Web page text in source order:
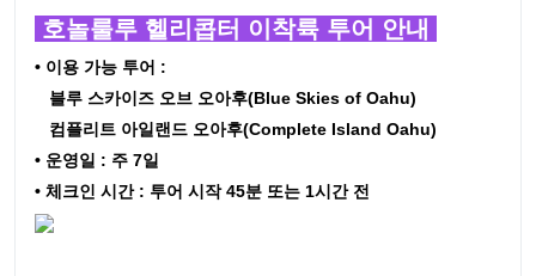
호놀룰루 헬리콥터 이착륙 투어 안내
• 이용 가능 투어 :
블루 스카이즈 오브 오아후(Blue Skies of Oahu)
컴플리트 아일랜드 오아후(Complete Island Oahu)
• 운영일 : 주 7일
• 체크인 시간 : 투어 시작 45분 또는 1시간 전